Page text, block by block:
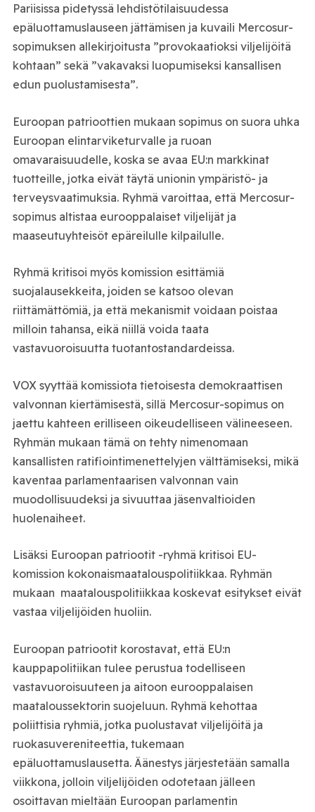
Pariisissa pidetyssä lehdistötilaisuudessa
epäluottamuslauseen jättämisen ja kuvaili Mercosur-
sopimuksen allekirjoitusta ”provokaatioksi viljelijöitä
kohtaan” sekä ”vakavaksi luopumiseksi kansallisen
edun puolustamisesta”.
Euroopan patrioottien mukaan sopimus on suora uhka
Euroopan elintarviketurvalle ja ruoan
omavaraisuudelle, koska se avaa EU:n markkinat
tuotteille, jotka eivät täytä unionin ympäristö- ja
terveysvaatimuksia. Ryhmä varoittaa, että Mercosur-
sopimus altistaa eurooppalaiset viljelijät ja
maaseutuyhteisöt epäreilulle kilpailulle.
Ryhmä kritisoi myös komission esittämiä
suojalausekkeita, joiden se katsoo olevan
riittämättömiä, ja että mekanismit voidaan poistaa
milloin tahansa, eikä niillä voida taata
vastavuoroisuutta tuotantostandardeissa.
VOX syyttää komissiota tietoisesta demokraattisen
valvonnan kiertämisestä, sillä Mercosur-sopimus on
jaettu kahteen erilliseen oikeudelliseen välineeseen.
Ryhmän mukaan tämä on tehty nimenomaan
kansallisten ratifiointimenettelyjen välttämiseksi, mikä
kaventaa parlamentaarisen valvonnan vain
muodollisuudeksi ja sivuuttaa jäsenvaltioiden
huolenaiheet.
Lisäksi Euroopan patriootit -ryhmä kritisoi EU-
komission kokonaismaatalouspolitiikkaa. Ryhmän
mukaan maatalouspolitiikkaa koskevat esitykset eivät
vastaa viljelijöiden huoliin.
Euroopan patriootit korostavat, että EU:n
kauppapolitiikan tulee perustua todelliseen
vastavuoroisuuteen ja aitoon eurooppalaisen
maataloussektorin suojeluun. Ryhmä kehottaa
poliittisia ryhmiä, jotka puolustavat viljelijöitä ja
ruokasuvereniteettia, tukemaan
epäluottamuslausetta. Äänestys järjestetään samalla
viikkona, jolloin viljelijöiden odotetaan jälleen
osoittavan mieltään Euroopan parlamentin